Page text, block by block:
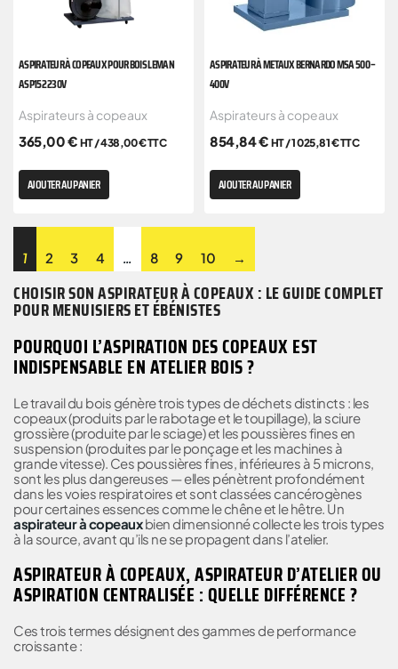
ASPIRATEUR À COPEAUX POUR BOIS LEMAN
ASP152 230V
Aspirateurs à copeaux
365,00€ HT /438,00€TTC
AJOUTER AU PANIER
ASPIRATEUR À METAUX BERNARDO MSA 500 –
400V
Aspirateurs à copeaux
854,84€ HT /1 025,81€TTC
AJOUTER AU PANIER
1 2 3 4 … 8 9 10 →
CHOISIR SON ASPIRATEUR À COPEAUX : LE GUIDE COMPLET
POUR MENUISIERS ET ÉBÉNISTES
POURQUOI L’ASPIRATION DES COPEAUX EST
INDISPENSABLE EN ATELIER BOIS ?
Le travail du bois génère trois types de déchets distincts : les
copeaux (produits par le rabotage et le toupillage), la sciure
grossière (produite par le sciage) et les poussières fines en
suspension (produites par le ponçage et les machines à
grande vitesse). Ces poussières fines, inférieures à 5 microns,
sont les plus dangereuses — elles pénètrent profondément
dans les voies respiratoires et sont classées cancérogènes
pour certaines essences comme le chêne et le hêtre. Un
aspirateur à copeauxbien dimensionné collecte les trois types
à la source, avant qu’ils ne se propagent dans l’atelier.
ASPIRATEUR À COPEAUX, ASPIRATEUR D’ATELIER OU
ASPIRATION CENTRALISÉE : QUELLE DIFFÉRENCE ?
Ces trois termes désignent des gammes de performance
croissante :